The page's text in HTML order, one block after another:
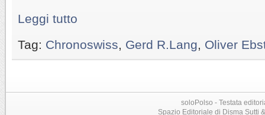
Leggi tutto
Tag: Chronoswiss Gerd R.Lang Oliver
soloPolso - Testata
Spazio Editoriale di Disma Sutti